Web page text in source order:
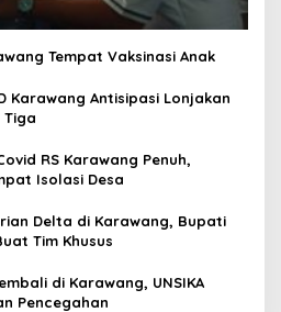
Tempat Vaksinasi Anak
Karawang Antisipasi Lonjakan
Tiga
RS Karawang Penuh,
Isolasi Desa
Delta di Karawang, Bupati
Tim Khusus
di Karawang, UNSIKA
Pencegahan